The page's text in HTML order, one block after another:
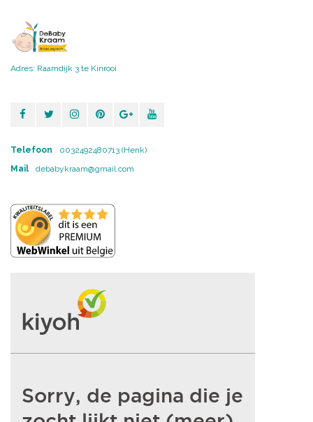
Adres: Raamdijk 3 te Kinrooi
Telefoon
0032492480713 (Henk)
Mail
debabykraam@gmail.com